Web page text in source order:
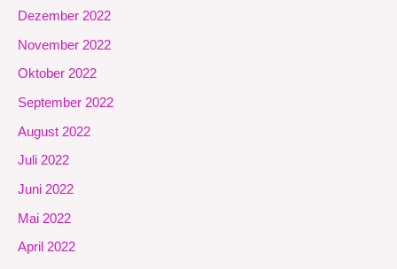
Dezember 2022
November 2022
Oktober 2022
September 2022
August 2022
Juli 2022
Juni 2022
Mai 2022
April 2022